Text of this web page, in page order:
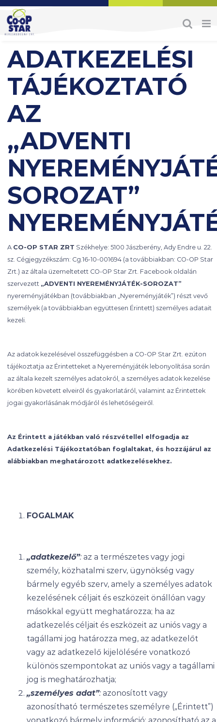
Skip
to
content
ADATKEZELÉSI
TÁJÉKOZTATÓ
AZ
„ADVENTI
SOROZAT”
A CO-OP STAR ZRT Székhelye: 5100 Jászberény, Ady Endre u. 22.
sz. Cégjegyzékszám: Cg.16-10-001694 (a továbbiakban: CO-OP Star
Zrt.) az általa üzemeltetett CO-OP Star Zrt. Facebook oldalán
szervezett „ADVENTI NYEREMÉNYJÁTÉK-SOROZAT”
nyereményjátékban (továbbiakban „Nyereményjáték”) részt vevő
személyek (a továbbiakban együttesen Érintett) személyes adatait
kezeli.
Az adatok kezelésével összefüggésben a CO-OP Star Zrt. ezúton
tájékoztatja az Érintetteket a Nyereményjáték lebonyolítása során
az általa kezelt személyes adatokról, a személyes adatok kezelése
körében követett elveiről és gyakorlatáról, valamint az Érintettek
jogai gyakorlásának módjáról és lehetőségeiről.
Az Érintett a játékban való részvétellel elfogadja az
Adatkezelési Tájékoztatóban foglaltakat, és hozzájárul az
alábbiakban meghatározott adatkezelésekhez.
FOGALMAK
„adatkezelő”:az a természetes vagy jogi
személy, közhatalmi szerv, ügynökség vagy
bármely egyéb szerv, amely a személyes adatok
kezelésének céljait és eszközeit önállóan vagy
másokkal együtt meghatározza; ha az
adatkezelés céljait és eszközeit az uniós vagy a
tagállami jog határozza meg, az adatkezelőt
vagy az adatkezelő kijelölésére vonatkozó
különös szempontokat az uniós vagy a tagállami
jog is meghatározhatja;
„személyes adat”:azonosított vagy
azonosítható természetes személyre („Érintett”)